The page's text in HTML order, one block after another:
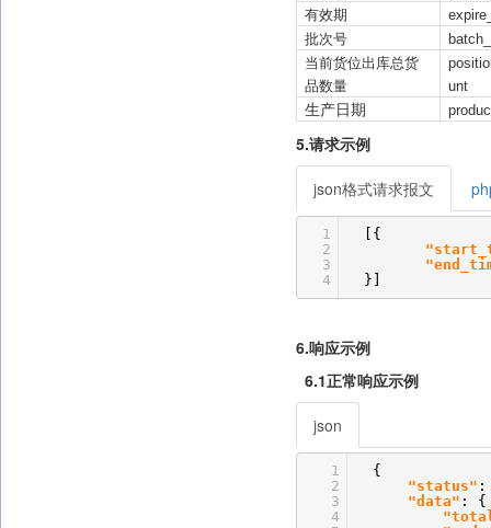
有效期
批次号
当前货位出库总货
品数量
unt
生产日期
5.请求示例
json格式请求报文
1
2
3
4
[{
}]
6.响应示例
6.1正常响应示例
json
1
2
3
4
{
"status" :
"data" : {